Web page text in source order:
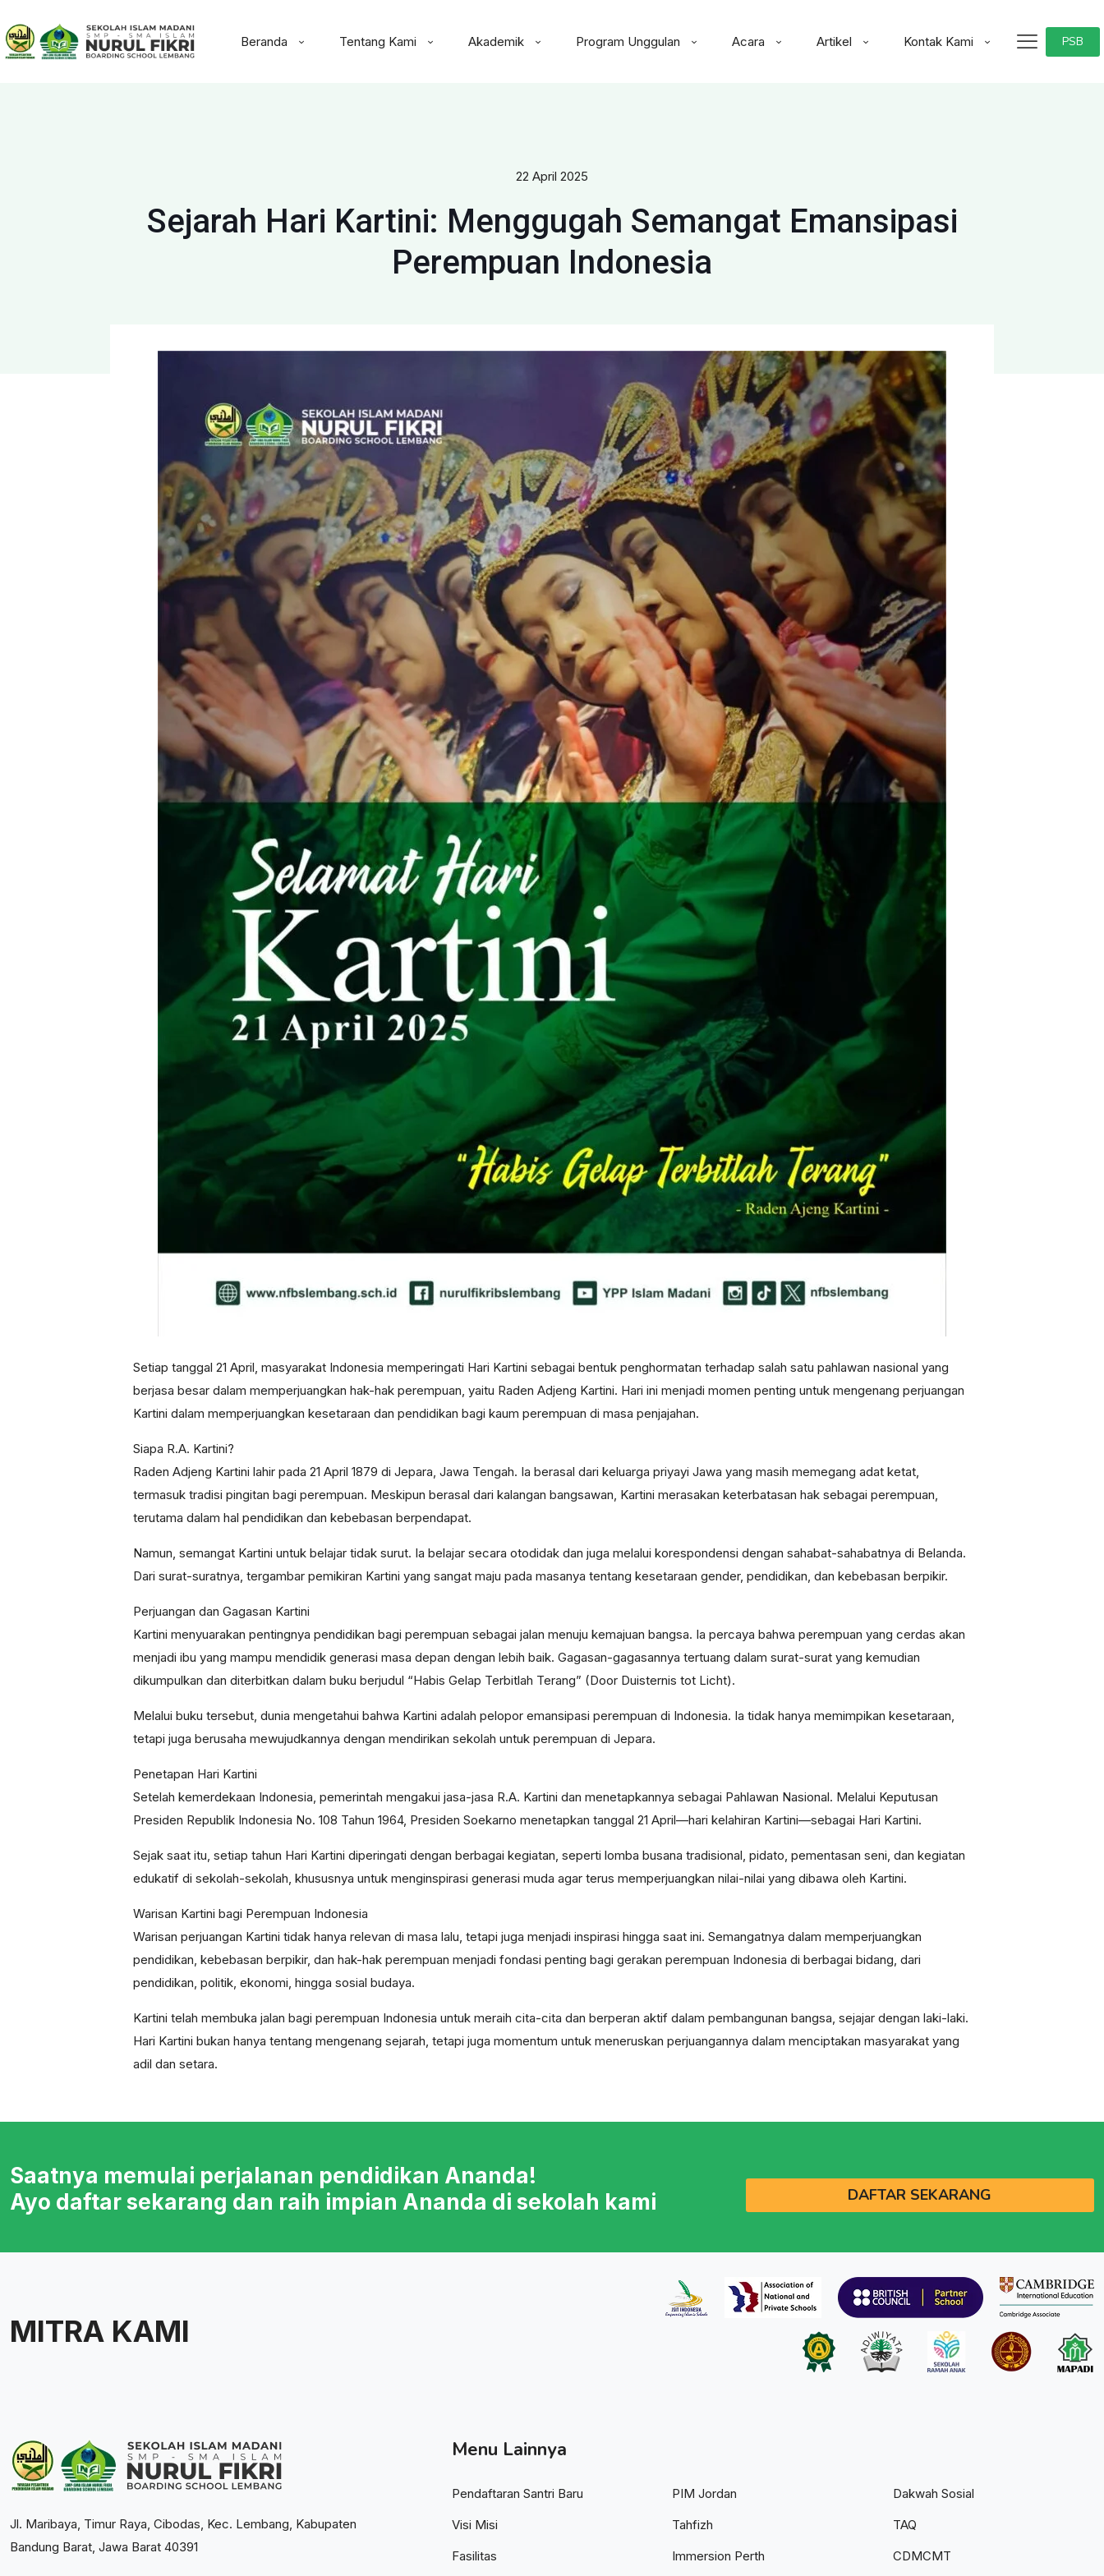
Beranda Tentang Kami Akademik Program Unggulan Acara Artikel Kontak Kami PSB
22 April 2025
Sejarah Hari Kartini: Menggugah Semangat Emansipasi
Perempuan Indonesia
Setiap tanggal 21 April, masyarakat Indonesia memperingati Hari Kartini sebagai bentuk penghormatan terhadap salah satu pahlawan nasional yang
berjasa besar dalam memperjuangkan hak-hak perempuan, yaitu Raden Adjeng Kartini. Hari ini menjadi momen penting untuk mengenang perjuangan
Kartini dalam memperjuangkan kesetaraan dan pendidikan bagi kaum perempuan di masa penjajahan.
Siapa R.A. Kartini?
Raden Adjeng Kartini lahir pada 21 April 1879 di Jepara, Jawa Tengah. Ia berasal dari keluarga priyayi Jawa yang masih memegang adat ketat,
termasuk tradisi pingitan bagi perempuan. Meskipun berasal dari kalangan bangsawan, Kartini merasakan keterbatasan hak sebagai perempuan,
terutama dalam hal pendidikan dan kebebasan berpendapat.
Namun, semangat Kartini untuk belajar tidak surut. Ia belajar secara otodidak dan juga melalui korespondensi dengan sahabat-sahabatnya di Belanda.
Dari surat-suratnya, tergambar pemikiran Kartini yang sangat maju pada masanya tentang kesetaraan gender, pendidikan, dan kebebasan berpikir.
Perjuangan dan Gagasan Kartini
Kartini menyuarakan pentingnya pendidikan bagi perempuan sebagai jalan menuju kemajuan bangsa. Ia percaya bahwa perempuan yang cerdas akan
menjadi ibu yang mampu mendidik generasi masa depan dengan lebih baik. Gagasan-gagasannya tertuang dalam surat-surat yang kemudian
dikumpulkan dan diterbitkan dalam buku berjudul “Habis Gelap Terbitlah Terang” (Door Duisternis tot Licht).
Melalui buku tersebut, dunia mengetahui bahwa Kartini adalah pelopor emansipasi perempuan di Indonesia. Ia tidak hanya memimpikan kesetaraan,
tetapi juga berusaha mewujudkannya dengan mendirikan sekolah untuk perempuan di Jepara.
Penetapan Hari Kartini
Setelah kemerdekaan Indonesia, pemerintah mengakui jasa-jasa R.A. Kartini dan menetapkannya sebagai Pahlawan Nasional. Melalui Keputusan
Presiden Republik Indonesia No. 108 Tahun 1964, Presiden Soekarno menetapkan tanggal 21 April—hari kelahiran Kartini—sebagai Hari Kartini.
Sejak saat itu, setiap tahun Hari Kartini diperingati dengan berbagai kegiatan, seperti lomba busana tradisional, pidato, pementasan seni, dan kegiatan
edukatif di sekolah-sekolah, khususnya untuk menginspirasi generasi muda agar terus memperjuangkan nilai-nilai yang dibawa oleh Kartini.
Warisan Kartini bagi Perempuan Indonesia
Warisan perjuangan Kartini tidak hanya relevan di masa lalu, tetapi juga menjadi inspirasi hingga saat ini. Semangatnya dalam memperjuangkan
pendidikan, kebebasan berpikir, dan hak-hak perempuan menjadi fondasi penting bagi gerakan perempuan Indonesia di berbagai bidang, dari
pendidikan, politik, ekonomi, hingga sosial budaya.
Kartini telah membuka jalan bagi perempuan Indonesia untuk meraih cita-cita dan berperan aktif dalam pembangunan bangsa, sejajar dengan laki-laki.
Hari Kartini bukan hanya tentang mengenang sejarah, tetapi juga momentum untuk meneruskan perjuangannya dalam menciptakan masyarakat yang
adil dan setara.
Saatnya memulai perjalanan pendidikan Ananda!
Ayo daftar sekarang dan raih impian Ananda di sekolah kami
DAFTAR SEKARANG
MITRA KAMI
Jl. Maribaya, Timur Raya, Cibodas, Kec. Lembang, Kabupaten
Bandung Barat, Jawa Barat 40391
Menu Lainnya
Pendaftaran Santri Baru
Visi Misi
Fasilitas
PIM Jordan
Tahfizh
Immersion Perth
Dakwah Sosial
TAQ
CDMCMT